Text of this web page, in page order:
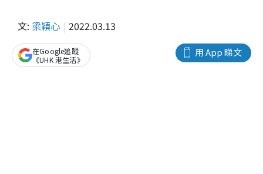
文: 梁穎心 2022.03.13
用 App 睇文
在Google追蹤
《UHK 港生活》